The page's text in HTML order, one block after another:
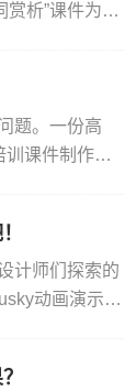
赏析”课件为
题。一份高
课件制作的
计师们探索的
动画演示大